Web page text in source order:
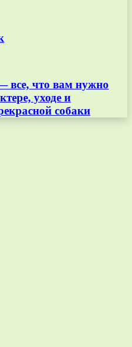
все, что вам нужно
уходе и
собаки